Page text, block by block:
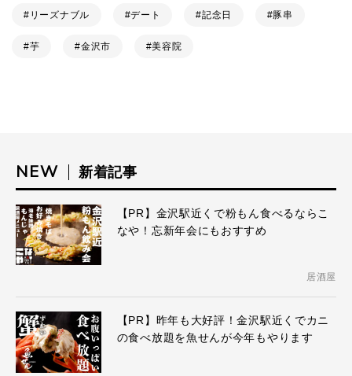
リーズナブル デート 記念日 豚串
芋 金沢市 美容院
NEW 新着記事
【PR】金沢駅近くで粉もん食べるならこ
なや！忘新年会にもおすすめ
居酒屋
【PR】昨年も大好評！金沢駅近くでカニ
の食べ放題を魚せんが今年もやります